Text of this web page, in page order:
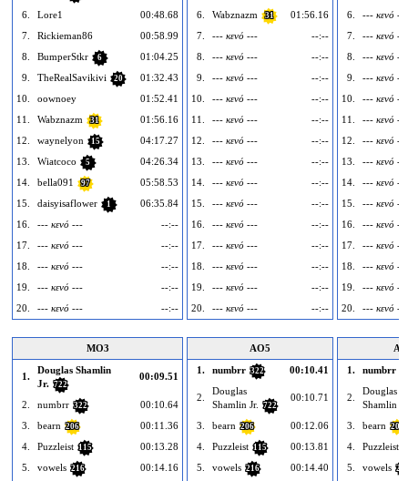
6.
Lore1
00:48.68
7.
Rickieman86
00:58.99
8.
BumperStkr 6
01:04.25
9.
TheRealSavikivi 20
01:32.43
10.
oownoey
01:52.41
11.
Wabznazm 31
01:56.16
12.
waynelyon 15
04:17.27
13.
Wiatcoco 5
04:26.34
14.
bella091 97
05:58.53
15.
daisyisaflower 1
06:35.84
16.
--- κενό ---
--:--
17.
--- κενό ---
--:--
18.
--- κενό ---
--:--
19.
--- κενό ---
--:--
20.
--- κενό --- --:--
6.
Wabznazm 31
01:56.16
7.
--- κενό ---
--:--
8.
--- κενό ---
--:--
9.
--- κενό ---
--:--
10.
--- κενό ---
--:--
11.
--- κενό ---
--:--
12.
--- κενό ---
--:--
13.
--- κενό ---
--:--
14.
--- κενό ---
--:--
15.
--- κενό ---
--:--
16.
--- κενό ---
--:--
17.
--- κενό ---
--:--
18.
--- κενό ---
--:--
19.
--- κενό ---
--:--
20.
--- κενό --- --:--
6.
--- κενό ---
7.
--- κενό ---
8.
--- κενό ---
9.
--- κενό ---
10.
--- κενό ---
11.
--- κενό ---
12.
--- κενό ---
13.
--- κενό ---
14.
--- κενό ---
15.
--- κενό ---
16.
--- κενό ---
17.
--- κενό ---
18.
--- κενό ---
19.
--- κενό ---
20.
--- κενό ---
MO3
1.
Douglas Shamlin
Jr. 722
00:09.51
2. numbrr 322
00:10.64
3.
bearn 206
00:11.36
4.
Puzzleist 115
00:13.28
5.
vowels 216
00:14.16
AO5
1.
numbrr 322 00:10.41
2.
Douglas
Shamlin Jr.
722
00:10.71
3. bearn 206
00:12.06
4.
Puzzleist 115
00:13.81
5.
vowels 216
00:14.40
1.
numbrr
2.
Douglas
Shamlin Jr.
3.
bearn 206
4. Puzzleist
5. vowels